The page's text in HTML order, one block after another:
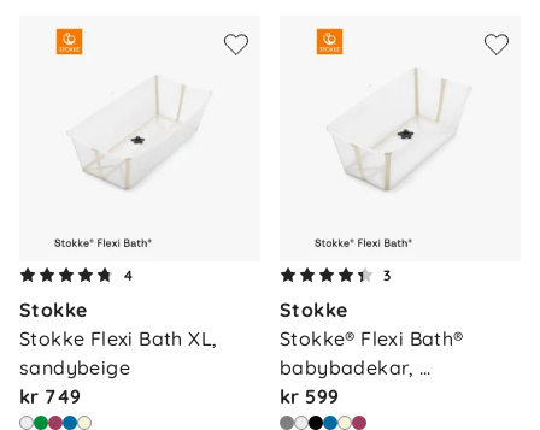
4
Stokke
Stokke Flexi Bath XL,
sandybeige
kr 749
3
Stokke
Stokke® Flexi Bath®
babybadekar,
sandybeig…
kr 599
Om oss
Våre butikker
Vårt samfunnsansvar
Jobbe i Barnas Hus
Kontakt oss
Frakt og levering
Retur og reklamasjon
Salgsbetingelser